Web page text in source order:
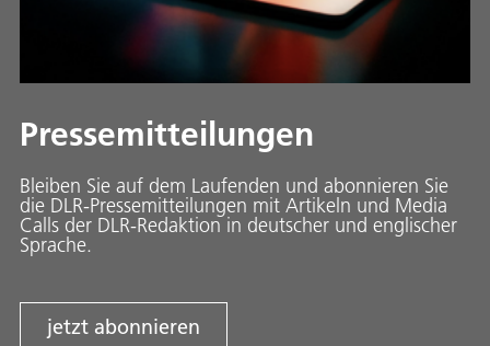
Pressemitteilungen
Bleiben Sie auf dem Laufenden und abonnieren Sie
die DLR-Pressemitteilungen mit Artikeln und Media
Calls der DLR-Redaktion in deutscher und englischer
Sprache.
jetzt abonnieren